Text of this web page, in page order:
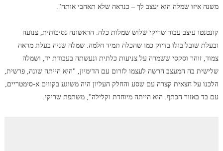
משנה איזו שמלה הוא יעצב לך – כנראה שלא תאהבי אותה".
קונטנטו עיצב עבור שריקי שלוש שמלות כלה. הראשונה נסיכותית, צנועה
ובעלת שובל בולו בדיוק כמו שהכלה תמיד חלמה. שמלה שניה בעלת מראה
צמוד, זוהר וסקסי ששמרה על צניעות כלתית ונעשתה בעבודת יד, ושמלה
שלישית בה המעצב הרשה לעצמו לזרום עם הדימיון, "היא הייתה שונה, פרשית,
הלכנו על חצאית קצרה עם שסע והחלק העליון היה משוגע בקווים א-סימטריים,
עם בד באזור הכתף. היא הייתה מיוחדת וקלילה", משתפת שריקי.